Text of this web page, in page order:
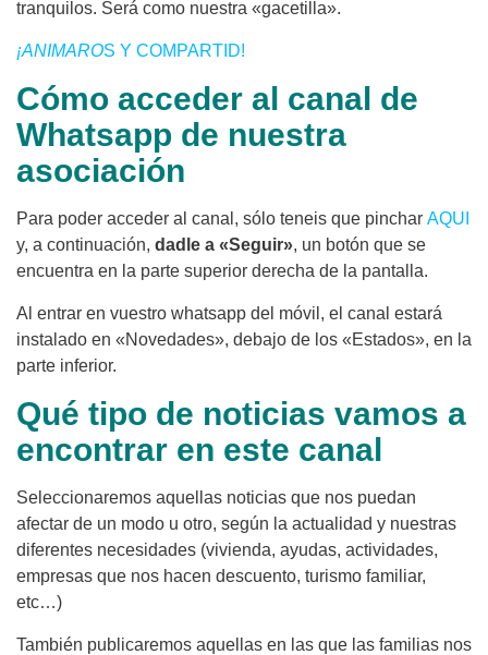
tranquilos. Será como nuestra «gacetilla».
¡ANIMAROS Y COMPARTID!
Cómo acceder al canal de
Whatsapp de nuestra
asociación
Para poder acceder al canal, sólo teneis que pinchar AQUI
y, a continuación, dadle a «Seguir», un botón que se
encuentra en la parte superior derecha de la pantalla.
Al entrar en vuestro whatsapp del móvil, el canal estará
instalado en «Novedades», debajo de los «Estados», en la
parte inferior.
Qué tipo de noticias vamos a
encontrar en este canal
Seleccionaremos aquellas noticias que nos puedan
afectar de un modo u otro, según la actualidad y nuestras
diferentes necesidades (vivienda, ayudas, actividades,
empresas que nos hacen descuento, turismo familiar,
etc…)
También publicaremos aquellas en las que las familias nos